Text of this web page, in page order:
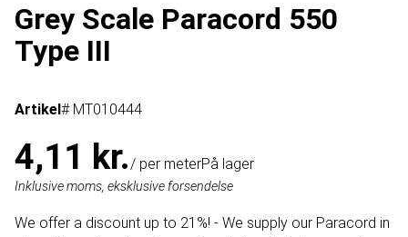
Grey Scale Paracord 550
Type III
Artikel# MT010444
4,11 kr./ per meterPå lager
Inklusive moms, eksklusive forsendelse
We offer a discount up to 21%! - We supply our Paracord in